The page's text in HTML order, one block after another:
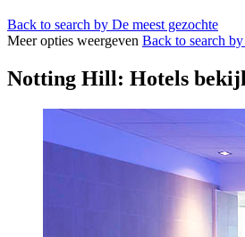
Back to search by De meest gezochte
Meer opties weergeven Back to search
Notting Hill: Hotels